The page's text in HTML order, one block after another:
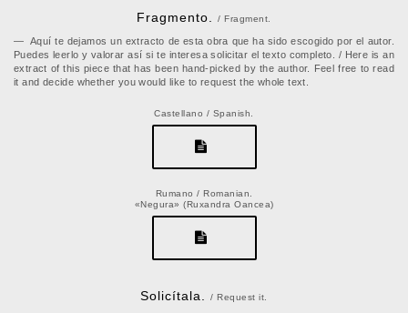
Fragmento./ Fragment.
Aquí te dejamos un extracto de esta obra que ha sido escogido por el autor.
Puedes leerlo y valorar así si te interesa solicitar el texto completo. / Here is an
extract of this piece that has been hand-picked by the author. Feel free to read
it and decide whether you would like to request the whole text.
Castellano / Spanish.
Rumano / Romanian.
«Negura» (Ruxandra Oancea)
Solicítala./ Request it.